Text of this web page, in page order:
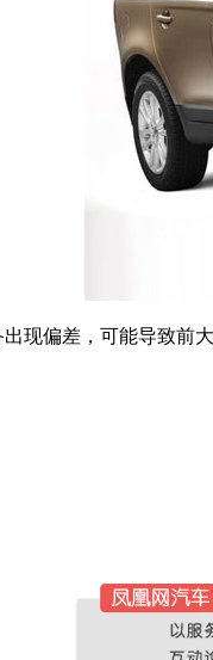
现偏差，可能导致前